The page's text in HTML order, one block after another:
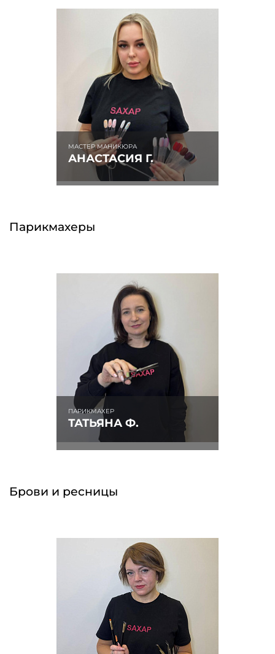
МАСТЕР МАНИКЮРА
АНАСТАСИЯ Г.
Парикмахеры
ПАРИКМАХЕР
ТАТЬЯНА Ф.
Брови и ресницы